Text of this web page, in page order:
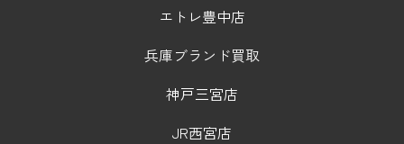
エトレ豊中店
兵庫ブランド買取
神戸三宮店
JR西宮店